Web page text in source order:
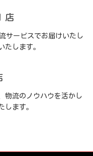
店
サービスでお届けいたし
たします。
物流のノウハウを活かし
します。